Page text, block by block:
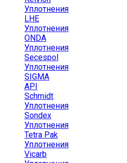
Уплотнения
LHE
Уплотнения
ONDA
Уплотнения
Secespol
Уплотнения
SIGMA
API
Schmidt
Уплотнения
Sondex
Уплотнения
Tetra Pak
Уплотнения
Vicarb